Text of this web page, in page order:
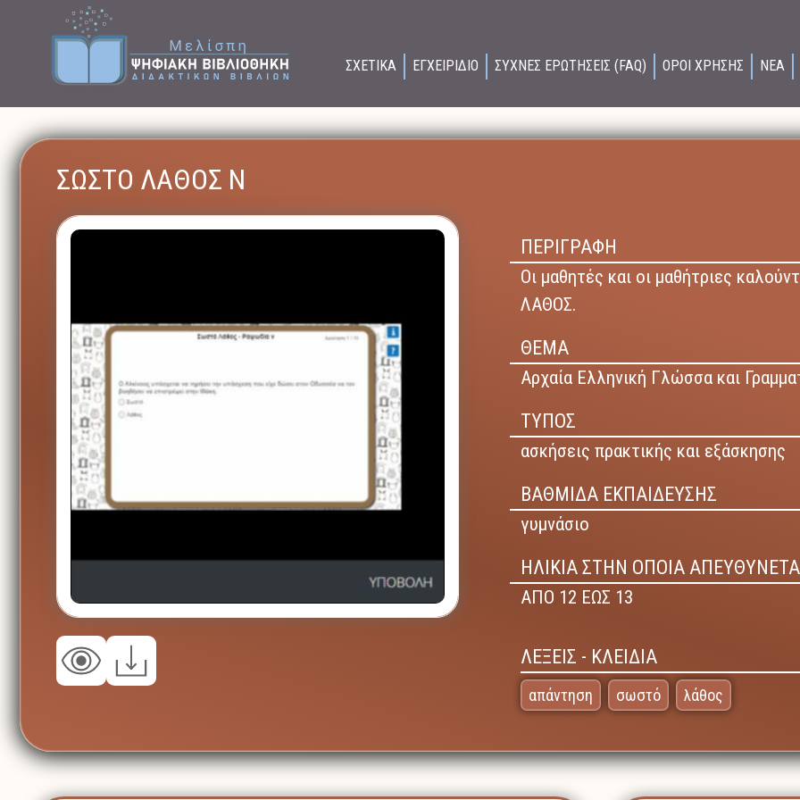
ΣΧΕΤΙΚΑ ΕΓΧΕΙΡΙΔΙΟ ΣΥΧΝΕΣ ΕΡΩΤΗΣΕΙΣ (FAQ) ΟΡΟΙ ΧΡΗΣΗΣ ΝΕΑ
ΣΩΣΤΟ ΛΑΘΟΣ Ν
ΠΕΡΙΓΡΑΦΗ
Οι μαθητές και οι μαθήτριες
ΛΑΘΟΣ.
ΘΕΜΑ
Αρχαία Ελληνική Γλώσσα και
ΤΥΠΟΣ
ασκήσεις πρακτικής και εξάσκησης
ΒΑΘΜΙΔΑ ΕΚΠΑΙΔΕΥΣΗΣ
γυμνάσιο
ΗΛΙΚΙΑ ΣΤΗΝ ΟΠΟΙΑ
ΑΠΟ 12 ΕΩΣ 13
ΛΕΞΕΙΣ - ΚΛΕΙΔΙΑ
απάντηση σωστό λάθος